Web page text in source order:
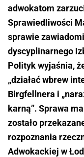
adwokatom
Sprawiedliwości
sprawie
dyscyplinarnego
Polityk wyjaśnia,
„działać wbrew
Birgfellnera i
karną”. Sprawa
zostało
rozpoznania
Adwokackiej w